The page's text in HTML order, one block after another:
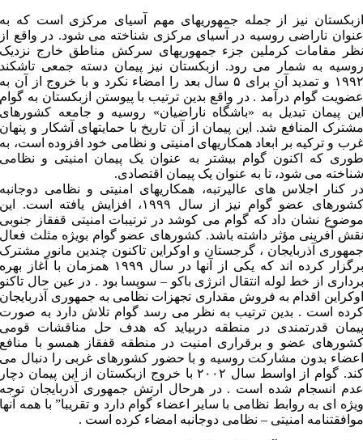
ازبکستان نیز از جمله جمهوریهای مهم آسیای مرکزی است که به
عنوان ناراضی روسیه در آسیای مرکزی شناخته می شود. در واقع از
نظر مقامات کرملین جزء جمهوریهای سرکش مناطق خارج نزدیک
روسیه به شمار می رود. ازبکستان نیز پیمان دسته جمعی تاشکند
۱۹۹۲ و تمدید آن برای ۵ سال بعد را امضاء نکرد و با خروج از آن به
عضویت گوام درآمد . در واقع بدین ترتیب با پیوستن ازبکستان به گوام
این پیمان تبدیل به «باشگاه ناراضیان» روسیه و جامعه کشورهای
مشترک المنافع شد. این پیمان از آن تاریخ با حمایتهای آشکار و پنهان
غرب و ترکیه بر ابعاد همکاریهای امنیتی و نظامی خود افزوده است، به
طوری که اکنون گوام بیشتر به عنوان یک پیمان امنیتی و نظامی
شناخته می شود، تا به عنوان یک پیمان اقتصادی.
در کنار اجلاس های عالیرتبه، همکاریهای امنیتی و نظامی دوجانبه
کشورهای عضو گوام نیز از سال ۱۹۹۹، افزایش یافته است. این
موضوع نشان داد که گوام می کوشد در ترتیبات امنیتی قفقاز جنوبی
نقش آفرینی مؤثر داشته باشد. کشورهای عضو گوام بویژه مثلث فعال
جمهوری آذربایجان ، گرجستان و اوکراین تاکنون چندین مانور مشترک
برگزار کرده اند که یکی از آنها در سال ۱۹۹۹ همزمان با آغاز بهره
برداری از خط لوله انتقال انرژی باکو – سوپسا بود . در عین حال تاکنو
اوکراین اقدام به فروش مقداری تجهزات نظامی به جمهوری آذربایجان
کرده است . بدین ترتیب به نظر می رسد گوام تلاش دارد به صورت
پیمان قدرتمندی در منطقه دربیاید که هدف حل مناقشات قومی
کشورهای عضو و برقراری امنیت در منطقه قفقاز همسو با منافع
اعضاء بدون مشارکت روسیه و با حضور کشورهای غربی را دنبال می
کند. گوام از اواسط سال ۲۰۰۲ با خروج ازبکستان از این پیمان دچار
عدم انسجام شده است . در هرحال ارتش جمهوری آذربایجان توجه
ویژه ای به روابط نظامی با سایر اعضاء گوام دارد و تقریبا” با همه آنها
موافقتنامه امنیتی – نظامی دوجانبه امضاء کرده است .